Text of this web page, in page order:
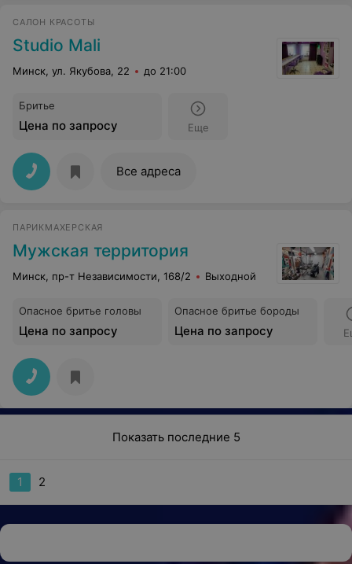
САЛОН КРАСОТЫ
Studio Mali
Минск, ул. Якубова, 22 до 21:00
Бритье
Цена по запросу Еще
Все адреса
ПАРИКМАХЕРСКАЯ
Мужская территория
Минск, пр-т Независимости, 168/2 Выходной
Опасное бритье головы
Цена по запросу
Опасное бритье бороды
Цена по запросу
Показать последние 5
1 2